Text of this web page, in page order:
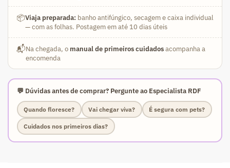
📦Viaja preparada: banho antifúngico, secagem e caixa individual
— com as folhas. Postagem em até 10 dias úteis
📬Na chegada, o manual de primeiros cuidadosacompanha a
encomenda
💬 Dúvidas antes de comprar? Pergunte ao Especialista RDF
Quando floresce? Vai chegar viva? É segura com pets?
Cuidados nos primeiros dias?